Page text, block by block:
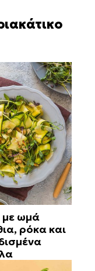
ωμά
ρόκα και